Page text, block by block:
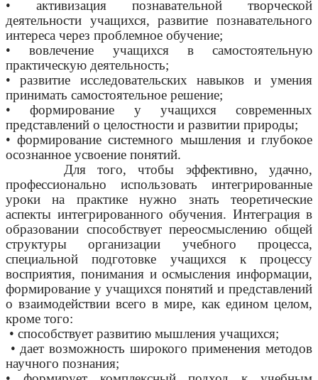
• активизация познавательной творческой
деятельности учащихся, развитие познавательного
интереса через проблемное обучение;
• вовлечение учащихся в самостоятельную
практическую деятельность;
• развитие исследовательских навыков и умения
принимать самостоятельное решение;
• формирование у учащихся современных
представлений о целостности и развитии природы;
• формирование системного мышления и глубокое
осознанное усвоение понятий.
Для того, чтобы эффективно, удачно,
профессионально использовать интегрированные
уроки на практике нужно знать теоретические
аспекты интегрированного обучения. Интеграция в
образовании способствует переосмыслению общей
структуры организации учебного процесса,
специальной подготовке учащихся к процессу
восприятия, понимания и осмысления информации,
формирование у учащихся понятий и представлений
о взаимодействии всего в мире, как едином целом,
кроме того:
• способствует развитию мышления учащихся;
• дает возможность широкого применения методов
научного познания;